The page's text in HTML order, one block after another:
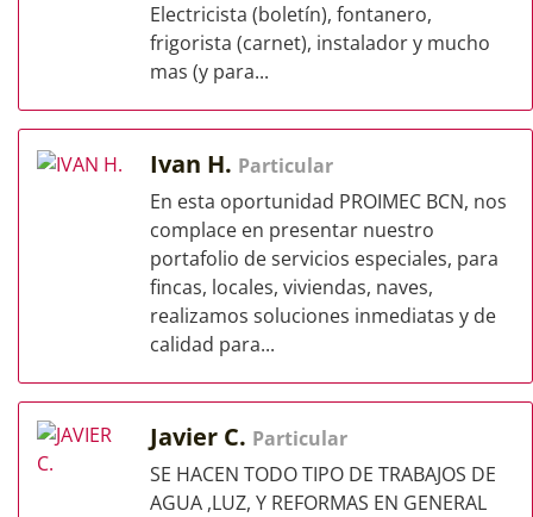
Electricista (boletín), fontanero,
frigorista (carnet), instalador y mucho
mas (y para...
Ivan H. Particular
En esta oportunidad PROIMEC BCN, nos
complace en presentar nuestro
portafolio de servicios especiales, para
fincas, locales, viviendas, naves,
realizamos soluciones inmediatas y de
calidad para...
Javier C. Particular
SE HACEN TODO TIPO DE TRABAJOS DE
AGUA ,LUZ, Y REFORMAS EN GENERAL